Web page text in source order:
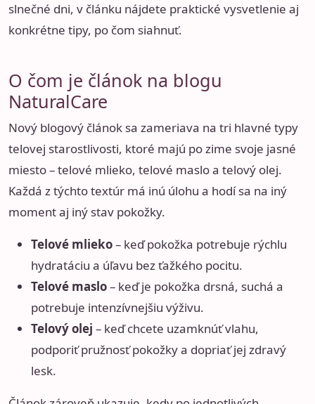
slnečné dni, v článku nájdete praktické vysvetlenie aj
konkrétne tipy, po čom siahnuť.
O čom je článok na blogu
NaturalCare
Nový blogový článok sa zameriava na tri hlavné typy
telovej starostlivosti, ktoré majú po zime svoje jasné
miesto – telové mlieko, telové maslo a telový olej.
Každá z týchto textúr má inú úlohu a hodí sa na iný
moment aj iný stav pokožky.
Telové mlieko– keď pokožka potrebuje rýchlu
hydratáciu a úľavu bez ťažkého pocitu.
Telové maslo– keď je pokožka drsná, suchá a
potrebuje intenzívnejšiu výživu.
Telový olej – keď chcete uzamknúť vlahu,
podporiť pružnosť pokožky a dopriať jej zdravý
lesk.